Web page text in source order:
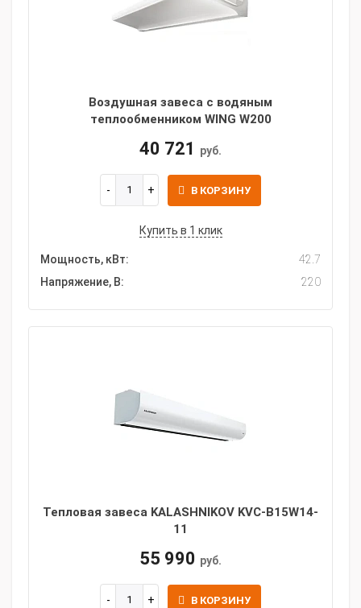
Воздушная завеса c водяным
теплообменником WING W200
40 721 руб.
В КОРЗИНУ
Купить в 1 клик
Мощность, кВт:
42.7
Напряжение, В:
220
Тепловая завеса KALASHNIKOV KVС-B15W14-
11
55 990 руб.
В КОРЗИНУ